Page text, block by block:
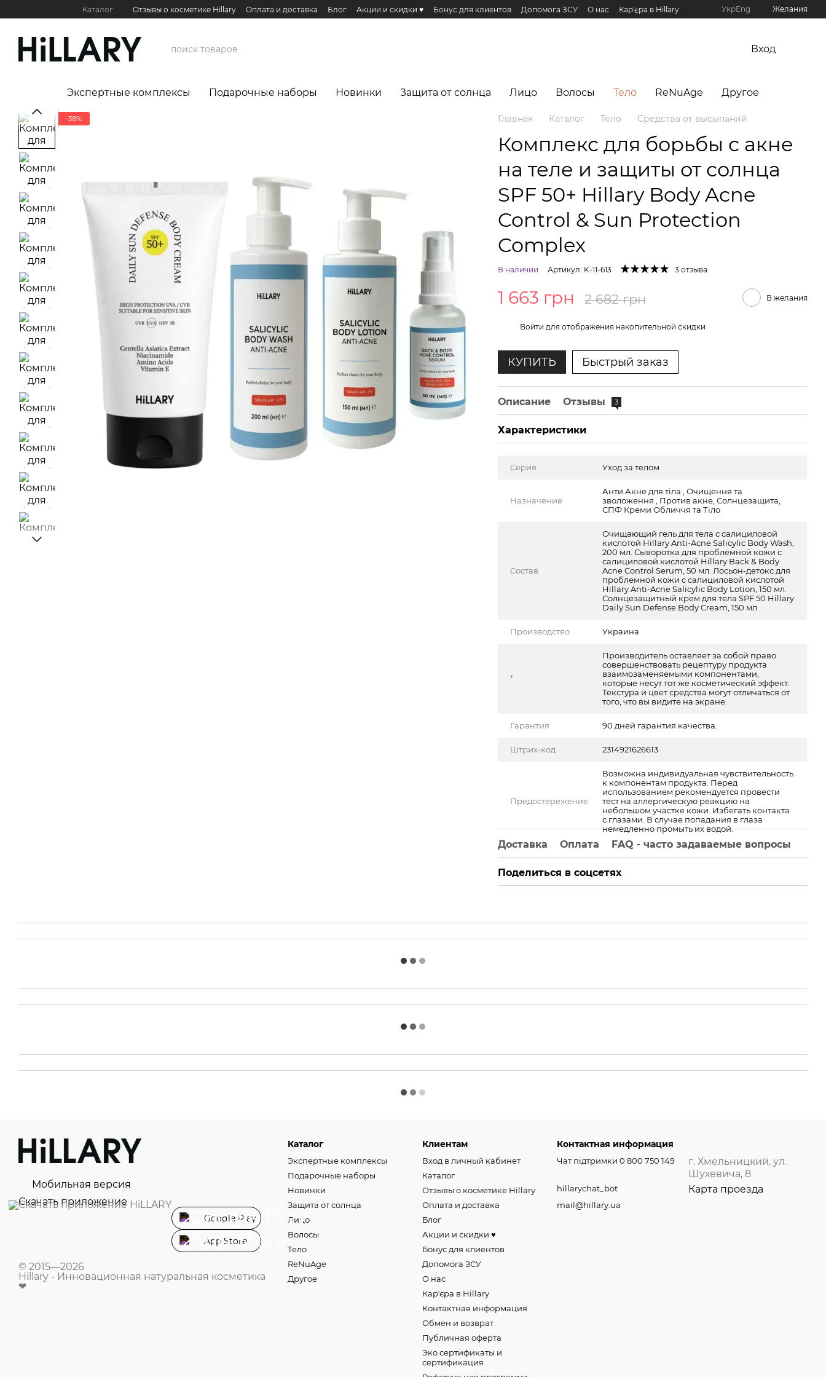
Перейти к основному контенту
Каталог Отзывы о косметике Hillary Оплата и доставка Блог Акции и скидки ♥️ Бонус для клиентов Допомога ЗСУ О нас
Карʼєра в Hillary
Контактная информация
Обмен и возврат Публичная оферта Эко сертификаты и сертификация
Реферальная программа Hillary
УкрEng Желания
Вход
Экспертные комплексы Подарочные наборы Новинки Защита от солнца Лицо Волосы Тело ReNuAge Другое
−38% Главная Каталог Тело Средства от высыпаний
Комплекс для борьбы с акне
на теле и защиты от солнца
SPF 50+ Hillary Body Acne
Control & Sun Protection
Complex
В наличии Артикул: K-11-613 3 отзыва
1 663 грн 2 682 грн В желания
Войти для отображения накопительной скидки
КУПИТЬ Быстрый заказ
Описание Отзывы 3
Характеристики
Серия Уход за телом
Назначение
Анти Акне для тіла , Очищення та
зволоження , Против акне, Солнцезащита,
СПФ Креми Обличчя та Тіло
Состав
Очищающий гель для тела с салициловой
кислотой Hillary Anti-Acne Salicylic Body Wash,
200 мл. Сыворотка для проблемной кожи с
салициловой кислотой Hillary Back & Body
Acne Control Serum, 50 мл. Лосьон-детокс для
проблемной кожи с салициловой кислотой
Hillary Anti-Acne Salicylic Body Lotion, 150 мл.
Солнцезащитный крем для тела SPF 50 Hillary
Daily Sun Defense Body Cream, 150 мл
Производство Украина
*
Производитель оставляет за собой право
совершенствовать рецептуру продукта
взаимозаменяемыми компонентами,
которые несут тот же косметический эффект.
Текстура и цвет средства могут отличаться от
того, что вы видите на экране.
Гарантия 90 дней гарантия качества.
Штрих-код 2314921626613
Предостережение
Возможна индивидуальная чувствительность
к компонентам продукта. Перед
использованием рекомендуется провести
тест на аллергическую реакцию на
небольшом участке кожи. Избегать контакта
с глазами. В случае попадания в глаза
немедленно промыть их водой.
Доставка Оплата FAQ - часто задаваемые вопросы
Поделиться в соцсетях
Мобильная версия
Скачать приложение
Google Play
App Store
© 2015—2026
Hillary - Инновационная натуральная косметика
❤
Каталог
Экспертные комплексы
Подарочные наборы
Новинки
Защита от солнца
Лицо
Волосы
Тело
ReNuAge
Другое
Клиентам
Вход в личный кабинет
Каталог
Отзывы о косметике Hillary
Оплата и доставка
Блог
Акции и скидки ♥️
Бонус для клиентов
Допомога ЗСУ
О нас
Карʼєра в Hillary
Контактная информация
Обмен и возврат
Публичная оферта
Эко сертификаты и
сертификация
Контактная информация
Чат підтримки 0 800 750 149
hillarychat_bot
mail@hillary.ua
г. Хмельницкий, ул.
Шухевича, 8
Карта проезда